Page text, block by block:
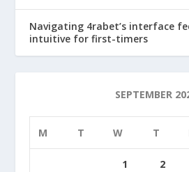
Navigating 4rabet’s interface
intuitive for first-timers
SEPTEMBER
M T W T
1 2